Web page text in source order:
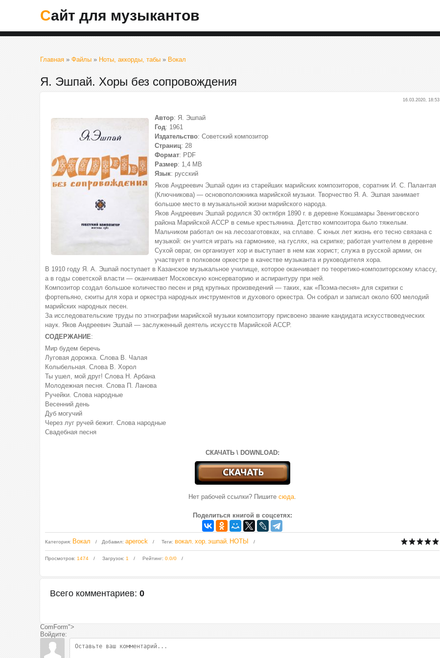
Сайт для музыкантов
Главная » Файлы » Ноты, аккорды, табы » Вокал
Я. Эшпай. Хоры без сопровождения
16.03.2020, 18:53
Автор: Я. Эшпай
Год: 1961
Издательство: Советский композитор
Страниц: 28
Формат: PDF
Размер: 1,4 МВ
Язык: русский
Яков Андреевич Эшпай один из старейших марийских композиторов, соратник И. С. Палантая
(Ключникова) — основоположника марийской музыки. Творчество Я. А. Эшпая занимает
большое место в музыкальной жизни марийского народа.
Яков Андреевич Эшпай родился 30 октября 1890 г. в деревне Кокшамары Звениговского
района Марийской АССР в семье крестьянина. Детство композитора было тяжелым.
Мальчиком работал он на лесозаготовках, на сплаве. С юных лет жизнь его тесно связана с
музыкой: он учится играть на гармонике, на гуслях, на скрипке; работая учителем в деревне
Сухой овраг, он организует хор и выступает в нем как хорист; служа в русской армии, он
участвует в полковом оркестре в качестве музыканта и руководителя хора.
В 1910 году Я. А. Эшпай поступает в Казанское музыкальное училище, которое оканчивает по теоретико-композиторскому классу,
а в годы советской власти — оканчивает Московскую консерваторию и аспирантуру при ней.
Композитор создал большое количество песен и ряд крупных произведений — таких, как «Поэма-песня» для скрипки с
фортепьяно, сюиты для хора и оркестра народных инструментов и духового оркестра. Он собрал и записал около 600 мелодий
марийских народных песен.
За исследовательские труды по этнографии марийской музыки композитору присвоено звание кандидата искусствоведческих
наук. Яков Андреевич Эшпай — заслуженный деятель искусств Марийской АССР.
СОДЕРЖАНИЕ:
Мир будем беречь
Луговая дорожка. Слова В. Чалая
Колыбельная. Слова В. Хорол
Ты ушел, мой друг! Слова Н. Арбана
Молодежная песня. Слова П. Ланова
Ручейки. Слова народные
Весенний день
Дуб могучий
Через луг ручей бежит. Слова народные
Свадебная песня
СКАЧАТЬ \ DOWNLOAD:
Нет рабочей ссылки? Пишите сюда.
Поделиться книгой в соцсетях:
Категория: Вокал Добавил: aperock Теги: вокал хор эшпай НОТЫ
Просмотров: 1474 Загрузок: 1 Рейтинг: 0.0/0
Всего комментариев: 0
ComForm">
Войдите: